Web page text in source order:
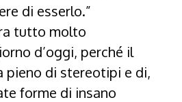
di esserlo.”
tutto molto
d’oggi, perché il
pieno di stereotipi e di,
forme di insano